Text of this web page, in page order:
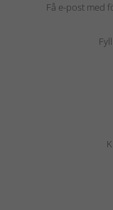
Få e-post med